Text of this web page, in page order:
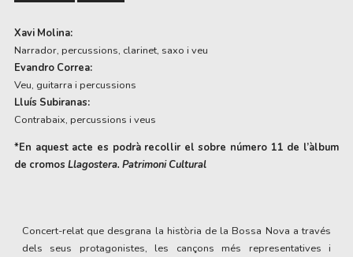
Xavi Molina:
Narrador, percussions, clarinet, saxo i veu
Evandro Correa:
Veu, guitarra i percussions
Lluís Subiranas:
Contrabaix, percussions i veus
*En aquest acte es podrà recollir el sobre número 11 de l’àlbum
de cromos Llagostera. Patrimoni Cultural
Concert-relat que desgrana la història de la Bossa Nova a través
dels seus protagonistes, les cançons més representatives i